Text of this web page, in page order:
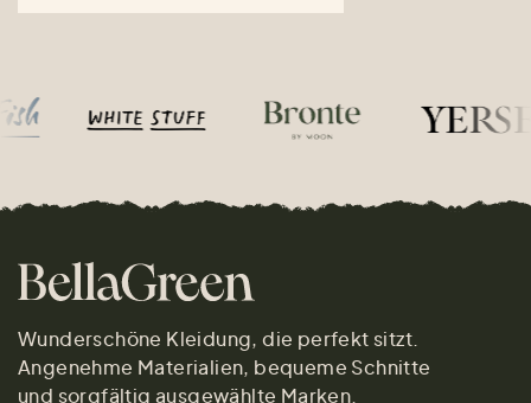
Wunderschöne Kleidung, die perfekt sitzt.
Angenehme Materialien, bequeme Schnitte
und sorgfältig ausgewählte Marken.